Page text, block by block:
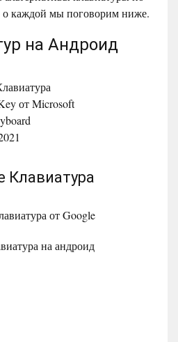
каждой мы поговорим ниже.
на Андроид
от Microsoft
Клавиатура